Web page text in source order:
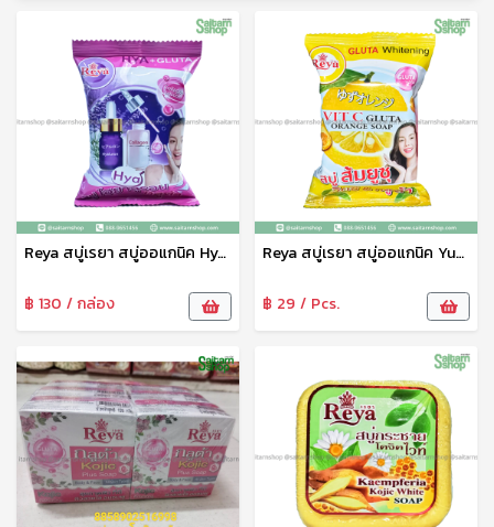
Reya สบู่เรยา สบู่ออแกนิค Hyaluron Gluta Soap สูตรไฮยาลูรอน กลูต้า 70 g
฿ 130 / กล่อง
Reya สบู่เรยา สบู่ออแกนิค Yusu Vit C Gluta Orange Soap สูตรส้มยูซุ วิตซี&กลูต้า 70 g
฿ 29 / Pcs.